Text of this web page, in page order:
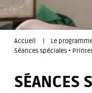
You
here
Accueil Le
Séances spéciales •
SÉANCES